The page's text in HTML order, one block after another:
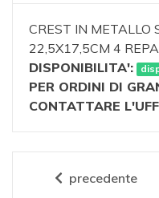
CREST IN METALLO
22,5X17,5CM 4
DISPONIBILITA':
PER ORDINI DI
CONTATTARE
precedente